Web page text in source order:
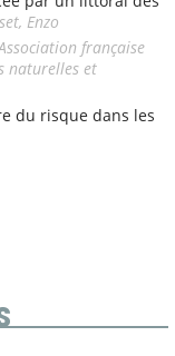
Enzo
française
naturelles et
du risque dans les